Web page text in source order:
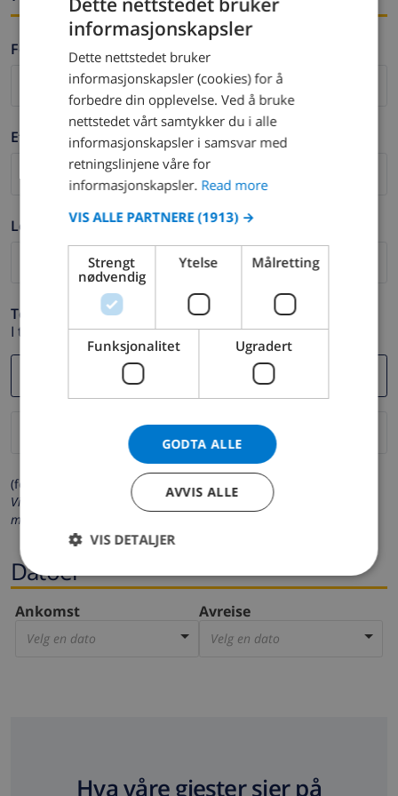
Fornavn *
Etternavn *
Logg ut *
Telefon *
I tilfelle din e-postadresse ikke fungerer.
(felter merket med * må fylles ut)
Vi respekterer ditt personvern. Dine personalia vil aldri bli delt
med andre.
Datoer
Ankomst
Velg en dato
Avreise
Velg en dato
Hva våre gjester sier på
SPANISH
GERMAN
CATALAN
NORWEGIAN
informasjonskapsler
Dette nettstedet bruker
informasjonskapsler (cookies) for å
forbedre din opplevelse. Ved å bruke
nettstedet vårt samtykker du i alle
informasjonskapsler i samsvar med
retningslinjene våre for
informasjonskapsler. Read more
VIS ALLE PARTNERE (1913) →
Strengt
nødvendig
Ytelse Målretting
Funksjonalitet Ugradert
GODTA ALLE
AVVIS ALLE
VIS DETALJER